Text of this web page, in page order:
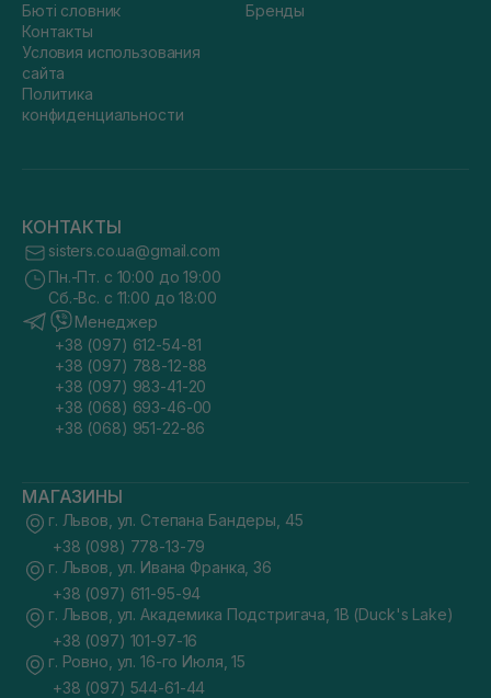
Бюті словник
Контакты
Условия использования
сайта
Политика
конфиденциальности
Бренды
КОНТАКТЫ
sisters.co.ua@gmail.com
Пн.-Пт. с 10:00 до 19:00
Сб.-Вс. с 11:00 до 18:00
Менеджер
+38 (097) 612-54-81
+38 (097) 788-12-88
+38 (097) 983-41-20
+38 (068) 693-46-00
+38 (068) 951-22-86
МАГАЗИНЫ
г. Львов, ул. Степана Бандеры, 45
+38 (098) 778-13-79
г. Львов, ул. Ивана Франка, 36
+38 (097) 611-95-94
г. Львов, ул. Академика Подстригача, 1В (Duck's Lake)
+38 (097) 101-97-16
г. Ровно, ул. 16-го Июля, 15
+38 (097) 544-61-44